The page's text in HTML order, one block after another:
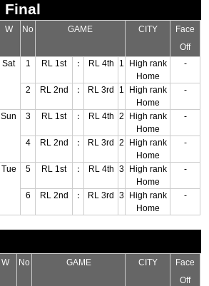
Final
W No GAME CITY
Face
Off
Sat 1 RL 1st ： RL 4th 1
High rank
Home
-
2 RL 2nd ： RL 3rd 1
High rank
Home
-
Sun 3 RL 1st ： RL 4th 2
High rank
Home
-
4 RL 2nd ： RL 3rd 2
High rank
Home
-
Tue 5 RL 1st ： RL 4th 3
High rank
Home
-
6 RL 2nd ： RL 3rd 3
High rank
Home
-
W No GAME CITY
Face
Off